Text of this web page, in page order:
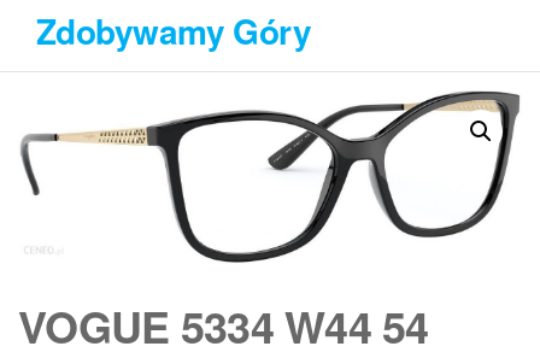
Przejdź
treści
Zdobywamy Góry
VOGUE 5334 W44 54